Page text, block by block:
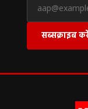
सब्सक्राइब